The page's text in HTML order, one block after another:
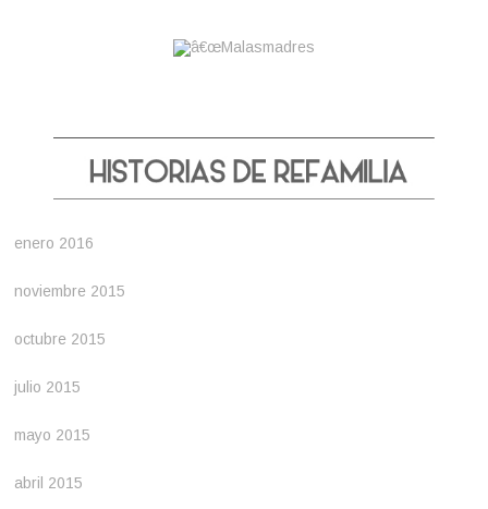
enero 2016
noviembre 2015
octubre 2015
julio 2015
mayo 2015
abril 2015